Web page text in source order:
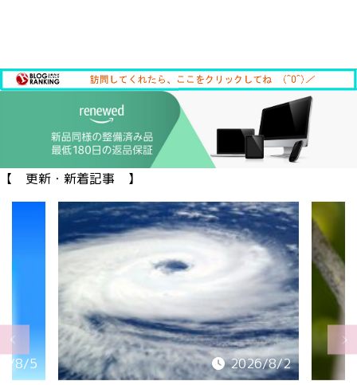
【 更新・新着記事 】
8/5 2026/8/2